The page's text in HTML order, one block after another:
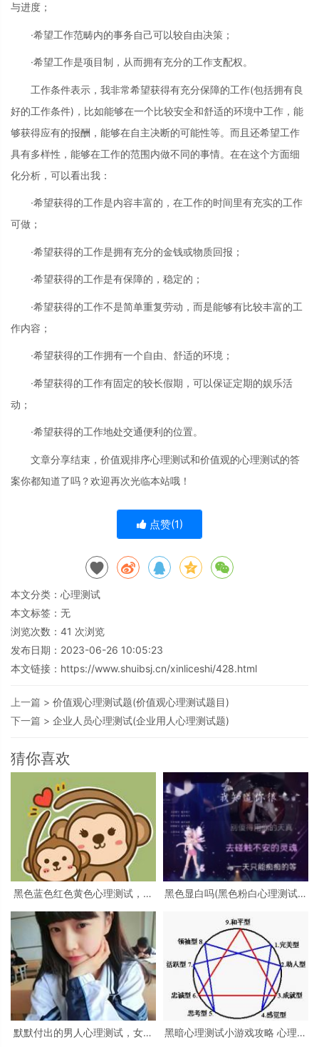
与进度；
·希望工作范畴内的事务自己可以较自由决策；
·希望工作是项目制，从而拥有充分的工作支配权。
工作条件表示，我非常希望获得有充分保障的工作(包括拥有良
好的工作条件)，比如能够在一个比较安全和舒适的环境中工作，能
够获得应有的报酬，能够在自主决断的可能性等。而且还希望工作
具有多样性，能够在工作的范围内做不同的事情。在在这个方面细
化分析，可以看出我：
·希望获得的工作是内容丰富的，在工作的时间里有充实的工作
可做；
·希望获得的工作是拥有充分的金钱或物质回报；
·希望获得的工作是有保障的，稳定的；
·希望获得的工作不是简单重复劳动，而是能够有比较丰富的工
作内容；
·希望获得的工作拥有一个自由、舒适的环境；
·希望获得的工作有固定的较长假期，可以保证定期的娱乐活
动；
·希望获得的工作地处交通便利的位置。
文章分享结束，价值观排序心理测试和价值观的心理测试的答
案你都知道了吗？欢迎再次光临本站哦！
点赞(1)
本文分类： 心理测试
本文标签：无
浏览次数： 41 次浏览
发布日期：2023-06-26 10:05:23
本文链接： https://www.shuibsj.cn/xinliceshi/428.html
上一篇 > 价值观心理测试题(价值观心理测试题目)
下一篇 > 企业人员心理测试(企业用人心理测试题)
猜你喜欢
黑色蓝色红色黄色心理测试，心
绿色分别是什么
黑色显白吗(黑色粉白心理测试准
默默付出的男人心理测试，女生
黑暗心理测试小游戏攻略 心理测